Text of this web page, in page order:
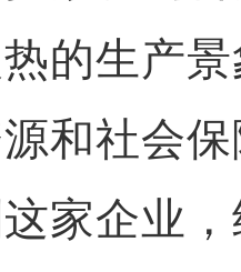
的生产
和社会
家企业